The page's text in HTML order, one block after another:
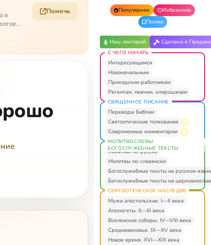
в
Помочь Популярное
Избранное
Позже
Наш лекторий Сделано в
С ЧЕГО НАЧАТЬ
Интересующимся
Новоначальным
Приходским работникам
Регентам, певчим, клирошанам
СВЯЩЕННОЕ ПИСАНИЕ
Переводы Библии
Святоотеческие толкования
Современные комментарии
МОЛИТВОСЛОВЫ.
БОГОСЛУЖЕБНЫЕ ТЕКСТЫ
Молитвы по-русски
Молитвы по-славянски
Богослужебные тексты на русском
Богослужебные тексты на
СВЯТООТЕЧЕСКОЕ НАСЛЕДИЕ
Мужи апостольские. I—II века
Апологеты. II—III века
Вселенские соборы. IV—VIII века
Средневековье. IX—XV века
Новое время. XVI—XIX века